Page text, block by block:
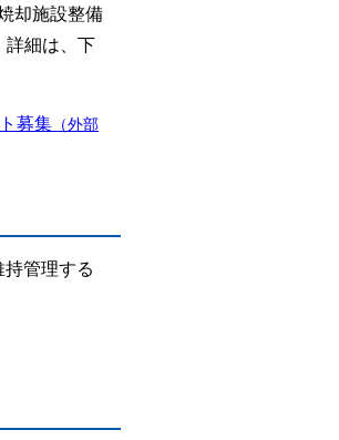
却施設整備
詳細は、下
募集 （外部
管理する